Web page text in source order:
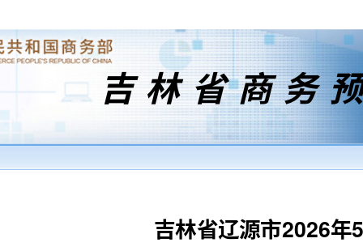
吉林省商务
吉林省辽源市2026年